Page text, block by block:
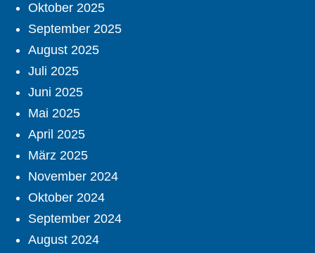
Oktober 2025
September 2025
August 2025
Juli 2025
Juni 2025
Mai 2025
April 2025
März 2025
November 2024
Oktober 2024
September 2024
August 2024